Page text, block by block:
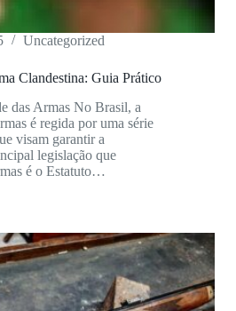
Uncategorized
Clandestina: Guia Prático
das Armas No Brasil, a
é regida por uma série
visam garantir a
legislação que
é o Estatuto…